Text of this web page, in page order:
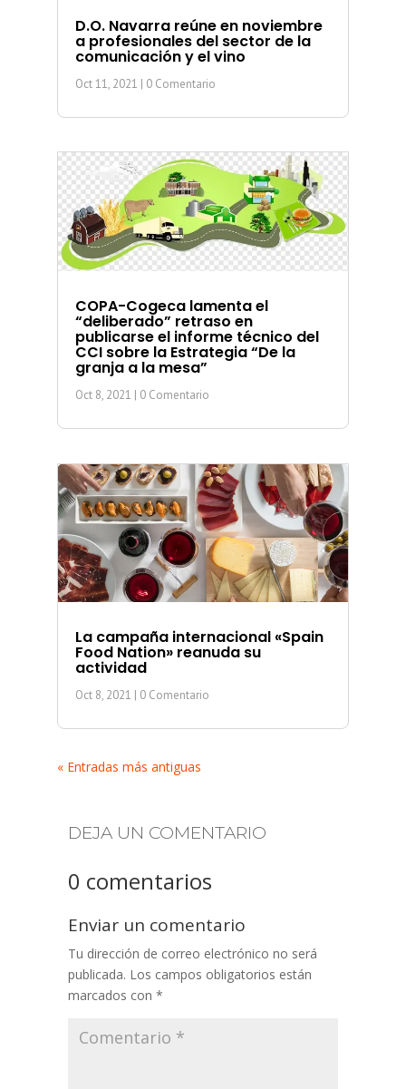
D.O. Navarra reúne en noviembre
a profesionales del sector de la
comunicación y el vino
Oct 11, 2021 | 0 Comentario
COPA-Cogeca lamenta el
“deliberado” retraso en
publicarse el informe técnico del
CCI sobre la Estrategia “De la
granja a la mesa”
Oct 8, 2021 | 0 Comentario
La campaña internacional «Spain
Food Nation» reanuda su
actividad
Oct 8, 2021 | 0 Comentario
« Entradas más antiguas
DEJA UN COMENTARIO
0 comentarios
Enviar un comentario
Tu dirección de correo electrónico no será
publicada. Los campos obligatorios están
marcados con *